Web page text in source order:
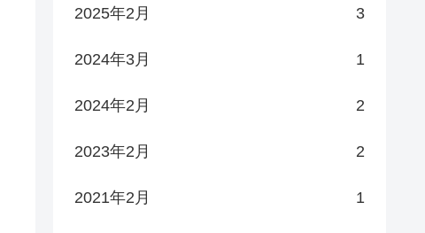
2025年2月 3
2024年3月 1
2024年2月 2
2023年2月 2
2021年2月 1